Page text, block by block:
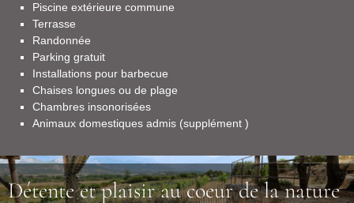
Piscine extérieure commune
Terrasse
Randonnée
Parking gratuit
Installations pour barbecue
Chaises longues ou de plage
Chambres insonorisées
Animaux domestiques admis (supplément )
Détente et plaisir au coeur de la nature